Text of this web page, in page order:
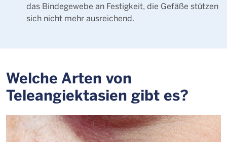
das Bindegewebe an Festigkeit, die Gefäße stützen
sich nicht mehr ausreichend.
Welche Arten von
Teleangiektasien gibt es?